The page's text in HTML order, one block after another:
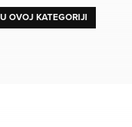
OVOJ KATEGORIJI